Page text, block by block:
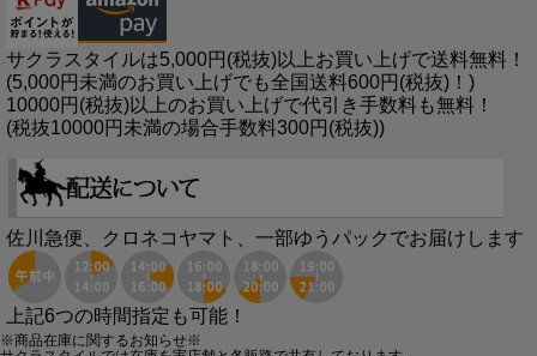
サクラスタイルは5,000円(税抜)以上お買い上げで送料無料！
(5,000円未満のお買い上げでも全国送料600円(税抜)！)
10000円(税抜)以上のお買い上げで代引き手数料も無料！
(税抜10000円未満の場合手数料300円(税抜))
佐川急便、クロネコヤマト、一部ゆうパックでお届けします
上記6つの時間指定も可能！
※商品在庫に関するお知らせ※